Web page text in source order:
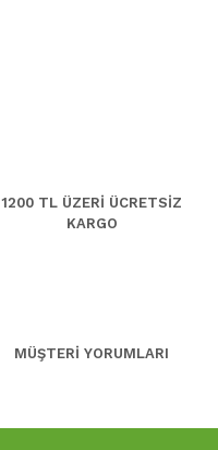
1200 TL ÜZERİ ÜCRETSİZ
KARGO
MÜŞTERİ YORUMLARI